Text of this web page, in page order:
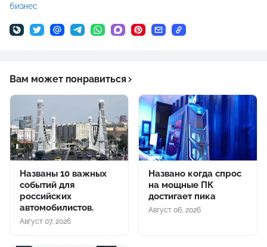
бизнес
Вам может понравиться
Названы 10 важных
событий для
российских
автомобилистов.
Август 07, 2026
Названо когда спрос
на мощные ПК
достигает пика
Август 06, 2026